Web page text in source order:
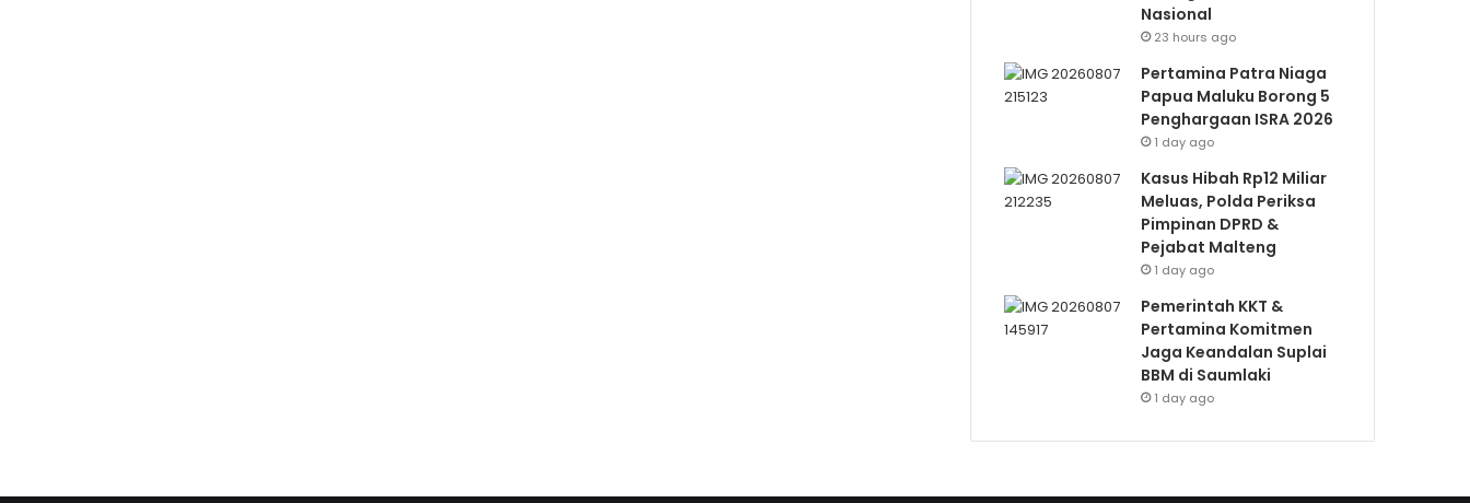
Nasional
23 hours ago
Pertamina Patra Niaga
Papua Maluku Borong 5
Penghargaan ISRA 2026
1 day ago
Kasus Hibah Rp12 Miliar
Meluas, Polda Periksa
Pimpinan DPRD &
Pejabat Malteng
1 day ago
Pemerintah KKT &
Pertamina Komitmen
Jaga Keandalan Suplai
BBM di Saumlaki
1 day ago